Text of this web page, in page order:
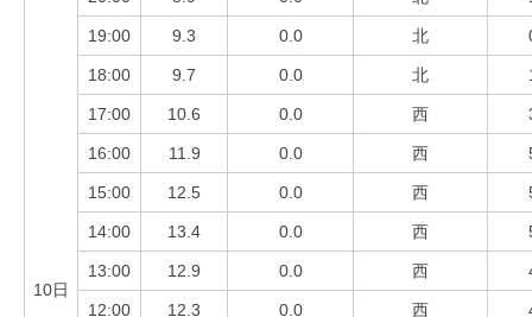
10日
19:00 9.3 0.0 北
18:00 9.7 0.0 北
17:00 10.6 0.0 西
16:00 11.9 0.0 西
15:00 12.5 0.0 西
14:00 13.4 0.0 西
13:00 12.9 0.0 西
12:00 12.3 0.0 西